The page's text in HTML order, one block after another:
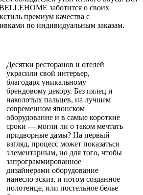
заботится о своих
премиум качества с
по индивидуальным заказам.
Десятки ресторанов и отелей
украсили свой интерьер,
благодаря уникальному
брендовому декору. Без пялец и
наколотых пальцев, на лучшем
современном японском
оборудование и в самые короткие
сроки — могли ли о таком мечтать
придворные дамы? На первый
взгляд, процесс может показаться
элементарным, но для того, чтобы
запрограммированное
дизайнерами оборудование
нанесло эскиз, и потом созданное
полотенце, или постельное белье